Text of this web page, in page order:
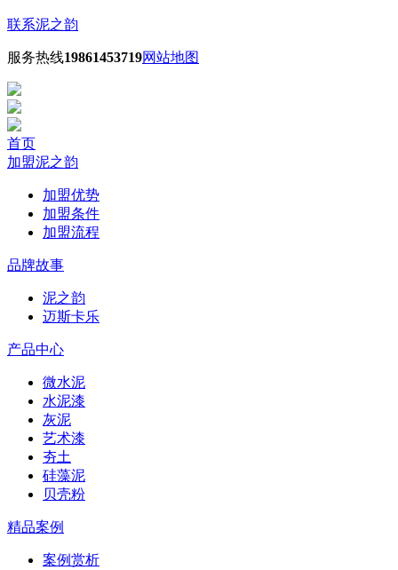
联系泥之韵
服务热线19861453719网站地图
首页
加盟泥之韵
加盟优势
加盟条件
加盟流程
品牌故事
泥之韵
迈斯卡乐
产品中心
微水泥
水泥漆
灰泥
艺术漆
夯土
硅藻泥
贝壳粉
精品案例
案例赏析